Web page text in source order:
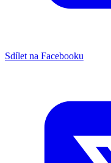
Sdílet na Facebooku